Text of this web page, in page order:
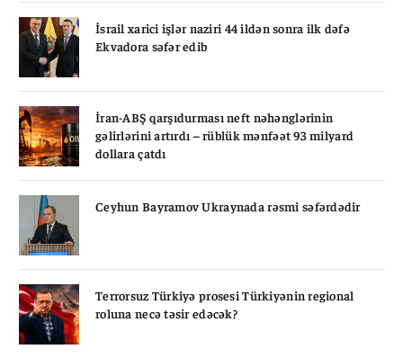
İsrail xarici işlər naziri 44 ildən sonra ilk dəfə
Ekvadora səfər edib
İran-ABŞ qarşıdurması neft nəhənglərinin
gəlirlərini artırdı – rüblük mənfəət 93 milyard
dollara çatdı
Ceyhun Bayramov Ukraynada rəsmi səfərdədir
Terrorsuz Türkiyə prosesi Türkiyənin regional
roluna necə təsir edəcək?